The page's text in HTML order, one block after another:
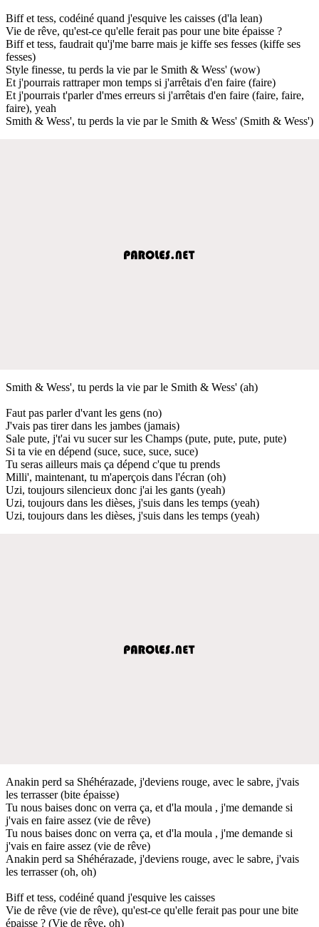
Biff et tess, codéiné quand j'esquive les caisses (d'la lean)
Vie de rêve, qu'est-ce qu'elle ferait pas pour une bite épaisse ?
Biff et tess, faudrait qu'j'me barre mais je kiffe ses fesses (kiffe ses
fesses)
Style finesse, tu perds la vie par le Smith & Wess' (wow)
Et j'pourrais rattraper mon temps si j'arrêtais d'en faire (faire)
Et j'pourrais t'parler d'mes erreurs si j'arrêtais d'en faire (faire, faire,
faire), yeah
Smith & Wess', tu perds la vie par le Smith & Wess' (Smith & Wess')
Smith & Wess', tu perds la vie par le Smith & Wess' (ah)
Faut pas parler d'vant les gens (no)
J'vais pas tirer dans les jambes (jamais)
Sale pute, j't'ai vu sucer sur les Champs (pute, pute, pute, pute)
Si ta vie en dépend (suce, suce, suce, suce)
Tu seras ailleurs mais ça dépend c'que tu prends
Milli', maintenant, tu m'aperçois dans l'écran (oh)
Uzi, toujours silencieux donc j'ai les gants (yeah)
Uzi, toujours dans les dièses, j'suis dans les temps (yeah)
Uzi, toujours dans les dièses, j'suis dans les temps (yeah)
Anakin perd sa Shéhérazade, j'deviens rouge, avec le sabre, j'vais
les terrasser (bite épaisse)
Tu nous baises donc on verra ça, et d'la moula , j'me demande si
j'vais en faire assez (vie de rêve)
Tu nous baises donc on verra ça, et d'la moula , j'me demande si
j'vais en faire assez (vie de rêve)
Anakin perd sa Shéhérazade, j'deviens rouge, avec le sabre, j'vais
les terrasser (oh, oh)
Biff et tess, codéiné quand j'esquive les caisses
Vie de rêve (vie de rêve), qu'est-ce qu'elle ferait pas pour une bite
épaisse ? (Vie de rêve, oh)